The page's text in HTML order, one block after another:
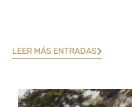
LEER MÁS ENTRADAS